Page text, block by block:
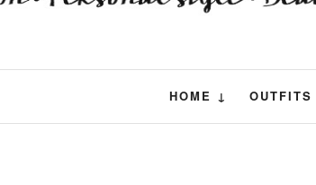
HOME ↓ OUTFITS